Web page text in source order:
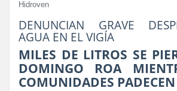
Hidroven
DENUNCIAN GRAVE
AGUA EN EL VIGÍA
MILES DE LITROS SE
DOMINGO ROA
COMUNIDADES PADECEN